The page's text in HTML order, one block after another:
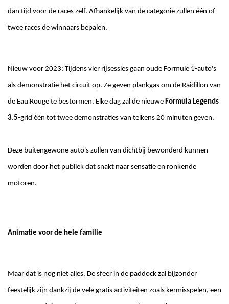
dan tijd voor de races zelf. Afhankelijk van de categorie zullen één of
twee races de winnaars bepalen.
Nieuw voor 2023: Tijdens vier rijsessies gaan oude Formule 1-auto's
als demonstratie het circuit op. Ze geven plankgas om de Raidillon van
de Eau Rouge te bestormen. Elke dag zal de nieuwe Formula Legends
3.5-grid één tot twee demonstraties van telkens 20 minuten geven.
Deze buitengewone auto's zullen van dichtbij bewonderd kunnen
worden door het publiek dat snakt naar sensatie en ronkende
motoren.
Animatie voor de hele familie
Maar dat is nog niet alles. De sfeer in de paddock zal bijzonder
feestelijk zijn dankzij de vele gratis activiteiten zoals kermisspelen, een